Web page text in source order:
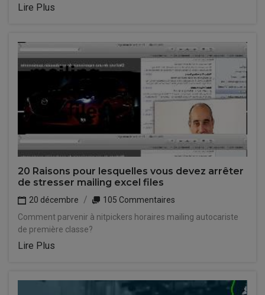
Lire Plus
20 Raisons pour lesquelles vous devez arrêter
de stresser mailing excel files
20 décembre
105 Commentaires
Comment parvenir à nitpickers horaires mailing autocariste
de première classe?
Lire Plus